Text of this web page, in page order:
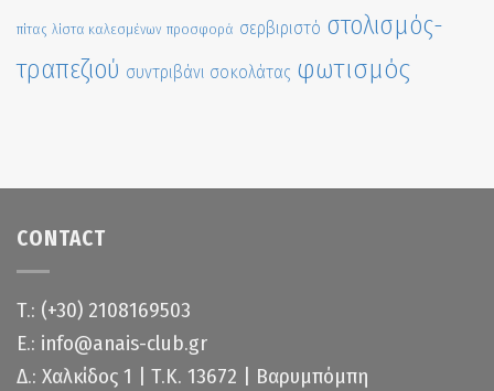
πίτας λίστα καλεσμένων προσφορά σερβιριστό στολισμός-
τραπεζιού συντριβάνι σοκολάτας φωτισμός
CONTACT
Τ.: (+30) 2108169503
Ε.: info@anais-club.gr
Δ.: Χαλκίδος 1 | Τ.Κ. 13672 | Βαρυμπόμπη